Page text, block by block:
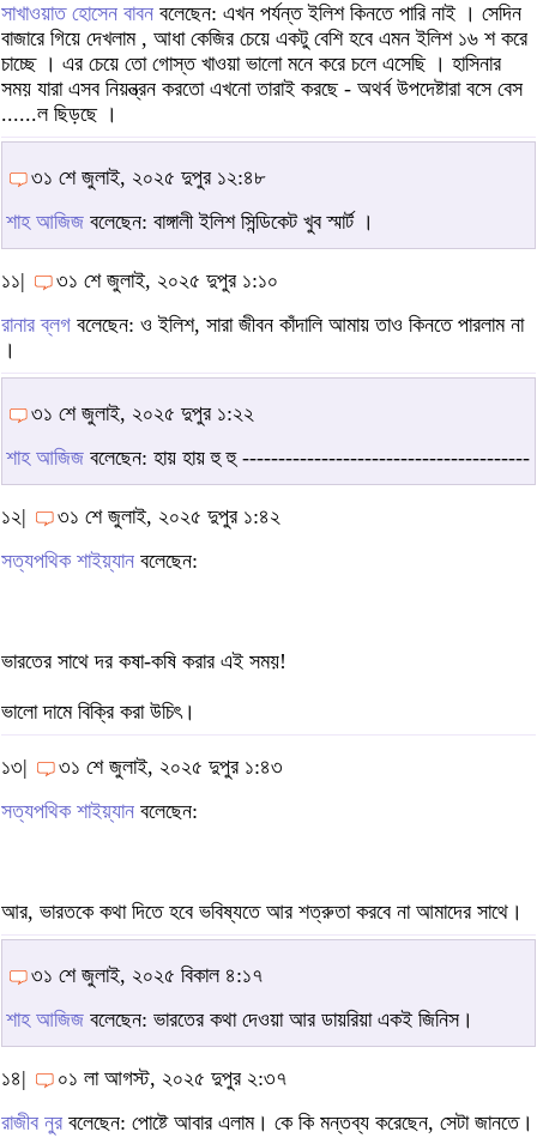
সাখাওয়াত হোসেন বাবন বলেছেন: এখন পর্যন্ত ইলিশ কিনতে পারি নাই । সেদিন
বাজারে গিয়ে দেখলাম , আধা কেজির চেয়ে একটু বেশি হবে এমন ইলিশ ১৬ শ করে
চাচ্ছে । এর চেয়ে তো গোস্ত খাওয়া ভালো মনে করে চলে এসেছি । হাসিনার
সময় যারা এসব নিয়ন্ত্রন করতো এখনো তারাই করছে - অথর্ব উপদেষ্টারা বসে বেস
......ল ছিড়ছে ।
৩১ শে জুলাই, ২০২৫ দুপুর ১২:৪৮
শাহ আজিজ বলেছেন: বাঙ্গালী ইলিশ সিন্ডিকেট খুব স্মার্ট ।
১১|
৩১ শে জুলাই, ২০২৫ দুপুর ১:১০
রানার ব্লগ বলেছেন: ও ইলিশ, সারা জীবন কাঁদালি আমায় তাও কিনতে পারলাম না
।
৩১ শে জুলাই, ২০২৫ দুপুর ১:২২
শাহ আজিজ বলেছেন: হায় হায় হু হু ----------------------------------------
১২|
৩১ শে জুলাই, ২০২৫ দুপুর ১:৪২
সত্যপথিক শাইয়্যান বলেছেন:
ভারতের সাথে দর কষা-কষি করার এই সময়!
ভালো দামে বিক্রি করা উচিৎ।
১৩|
৩১ শে জুলাই, ২০২৫ দুপুর ১:৪৩
সত্যপথিক শাইয়্যান বলেছেন:
আর, ভারতকে কথা দিতে হবে ভবিষ্যতে আর শত্রুতা করবে না আমাদের সাথে।
৩১ শে জুলাই, ২০২৫ বিকাল ৪:১৭
শাহ আজিজ বলেছেন: ভারতের কথা দেওয়া আর ডায়রিয়া একই জিনিস।
১৪|
০১ লা আগস্ট, ২০২৫ দুপুর ২:৩৭
রাজীব নুর বলেছেন: পোষ্টে আবার এলাম। কে কি মন্তব্য করেছেন, সেটা জানতে।